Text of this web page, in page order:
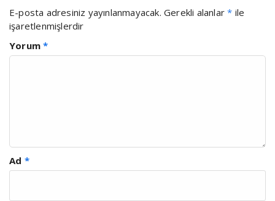
E-posta adresiniz yayınlanmayacak. Gerekli alanlar* ile
işaretlenmişlerdir
Yorum*
Ad *